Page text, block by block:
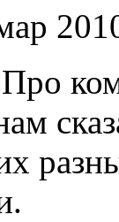
Про